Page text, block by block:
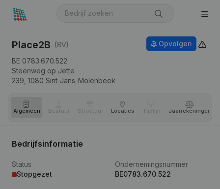
Place2B (BV)
BE 0783.670.522
Steenweg op Jette
239, 1080 Sint-Jans-Molenbeek
Opvolgen
Algemeen Bestuur Structuur Locaties Tijdlijn Jaar­rekeningen
Bedrijfsinformatie
Status
Stopgezet
Ondernemingsnummer
BE0783.670.522